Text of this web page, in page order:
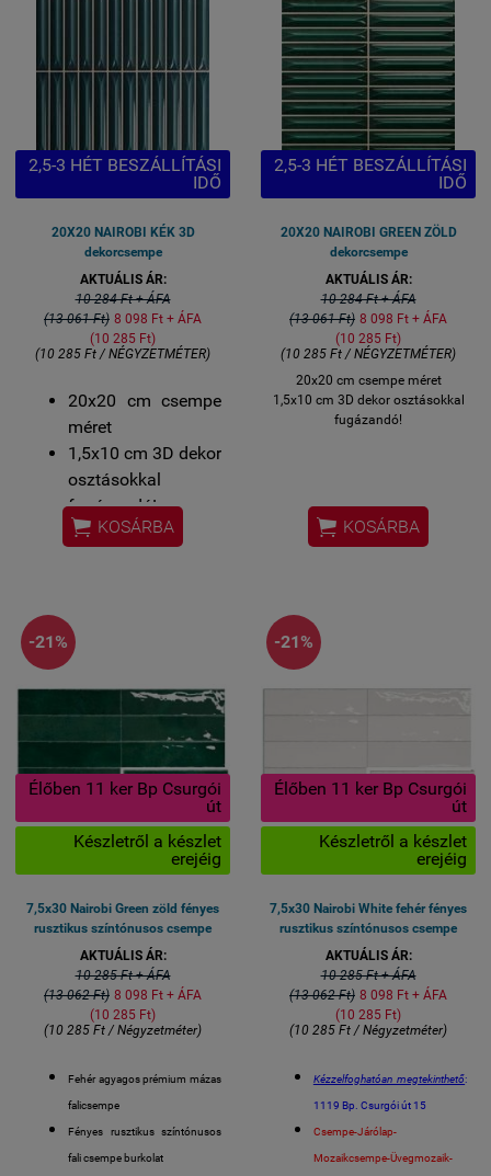
2,5-3 HÉT BESZÁLLÍTÁSI
IDŐ
20X20 NAIROBI KÉK 3D
dekorcsempe
AKTUÁLIS ÁR:
10 284 Ft + ÁFA
(13 061 Ft) 8 098 Ft + ÁFA
(10 285 Ft)
(10 285 Ft / NÉGYZETMÉTER)
20x20 cm csempe
méret
1,5x10 cm 3D dekor
osztásokkal
fugázandó!
 KOSÁRBA
2,5-3 HÉT BESZÁLLÍTÁSI
IDŐ
20X20 NAIROBI GREEN ZÖLD
dekorcsempe
AKTUÁLIS ÁR:
10 284 Ft + ÁFA
(13 061 Ft) 8 098 Ft + ÁFA
(10 285 Ft)
(10 285 Ft / NÉGYZETMÉTER)
20x20 cm csempe méret
1,5x10 cm 3D dekor osztásokkal
fugázandó!
 KOSÁRBA
-21%
Élőben 11 ker Bp Csurgói
út
Készletről a készlet
erejéig
7,5x30 Nairobi Green zöld fényes
rusztikus színtónusos csempe
AKTUÁLIS ÁR:
10 285 Ft + ÁFA
(13 062 Ft) 8 098 Ft + ÁFA
(10 285 Ft)
(10 285 Ft / Négyzetméter)
Fehér agyagos prémium mázas
falicsempe
Fényes rusztikus színtónusos
fali csempe burkolat
-21%
Élőben 11 ker Bp Csurgói
út
Készletről a készlet
erejéig
7,5x30 Nairobi White fehér fényes
rusztikus színtónusos csempe
AKTUÁLIS ÁR:
10 285 Ft + ÁFA
(13 062 Ft) 8 098 Ft + ÁFA
(10 285 Ft)
(10 285 Ft / Négyzetméter)
Kézzelfoghatóan megtekinthető:
1119 Bp. Csurgói út 15
Csempe-Járólap-
Mozaikcsempe-Üvegmozaik-